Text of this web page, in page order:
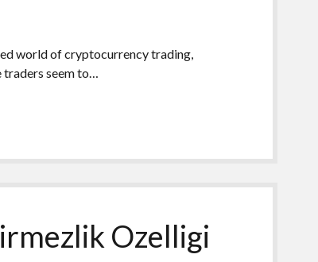
world of cryptocurrency trading,
seem to…
Ozelligi